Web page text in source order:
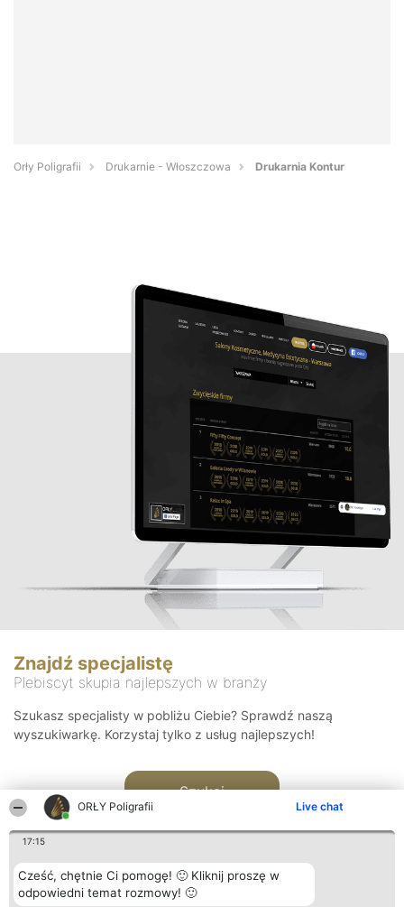
ORŁY Poligrafii Live chat
17:15
Cześć, chętnie Ci pomogę! 🙂 Kliknij proszę w
odpowiedni temat rozmowy! 🙂
Orły Poligrafii Drukarnie - Włoszczowa Drukarnia Kontur
Znajdź specjalistę
Plebiscyt skupia najlepszych w branży
Szukasz specjalisty w pobliżu Ciebie? Sprawdź naszą
wyszukiwarkę. Korzystaj tylko z usług najlepszych!
Szukaj